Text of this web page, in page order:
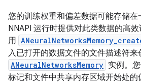
您的训练权重和偏差数据可能存储在
NNAPI 运行时提供对此类数据的高
用
入已打开的数据文件的文件描述符来
ANeuralNetworksMemory 实例。
标记和文件中共享内存区域开始处的